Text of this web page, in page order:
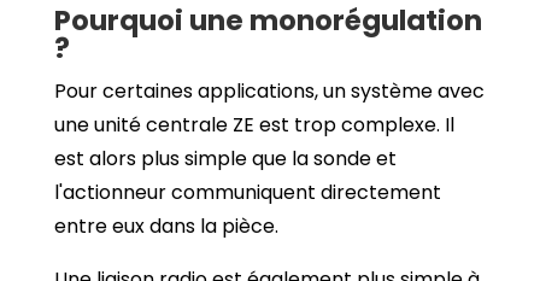
Pourquoi une monorégulation
?
Pour certaines applications, un système avec
une unité centrale ZE est trop complexe. Il
est alors plus simple que la sonde et
l'actionneur communiquent directement
entre eux dans la pièce.